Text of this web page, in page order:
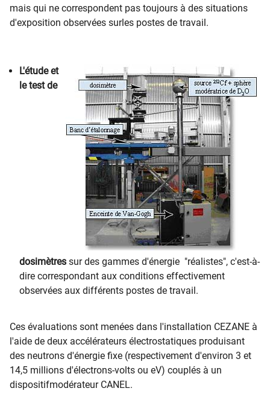
mais qui ne correspondent pas toujours à des situations
d'exposition observées surles postes de travail.
L'étude et
le test de
dosimètres sur des gammes d'énergie "réalistes", c'est-à-
dire correspondant aux conditions effectivement
observées aux différents postes de travail.
Ces évaluations sont menées dans l'installation CEZANE à
l'aide de deux accélérateurs électrostatiques produisant
des neutrons d'énergie fixe (respectivement d'environ 3 et
14,5 millions d'électrons-volts ou eV) couplés à un
dispositifmodérateur CANEL.